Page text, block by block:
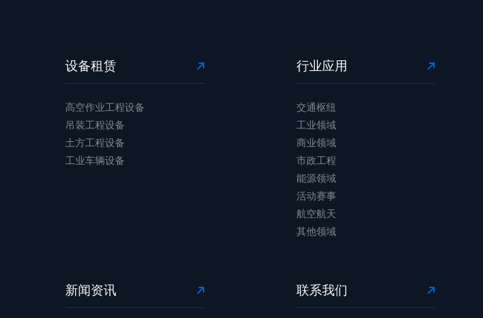
设备租赁
高空作业工程设备
吊装工程设备
土方工程设备
工业车辆设备
行业应用
交通枢纽
工业领域
商业领域
市政工程
能源领域
活动赛事
航空航天
其他领域
新闻资讯 联系我们